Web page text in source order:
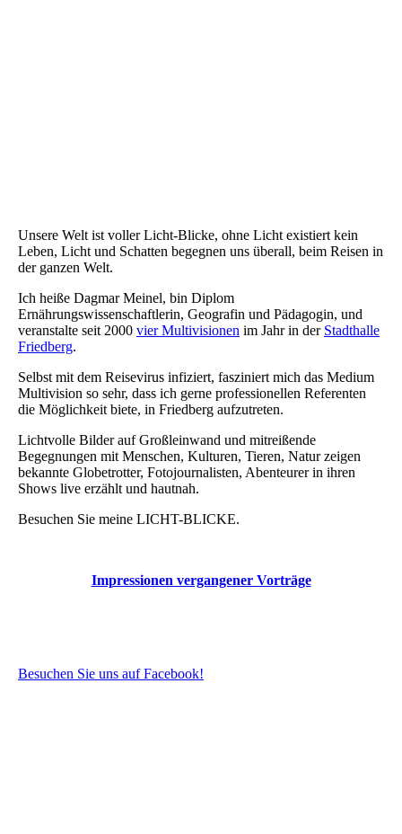
Unsere Welt ist voller Licht-Blicke, ohne Licht existiert kein
Leben, Licht und Schatten begegnen uns überall, beim Reisen in
der ganzen Welt.
Ich heiße Dagmar Meinel, bin Diplom
Ernährungswissenschaftlerin, Geografin und Pädagogin, und
veranstalte seit 2000 vier Multivisionen im Jahr in der Stadthalle
Friedberg.
Selbst mit dem Reisevirus infiziert, fasziniert mich das Medium
Multivision so sehr, dass ich gerne professionellen Referenten
die Möglichkeit biete, in Friedberg aufzutreten.
Lichtvolle Bilder auf Großleinwand und mitreißende
Begegnungen mit Menschen, Kulturen, Tieren, Natur zeigen
bekannte Globetrotter, Fotojournalisten, Abenteurer in ihren
Shows live erzählt und hautnah.
Besuchen Sie meine LICHT-BLICKE.
Impressionen vergangener Vorträge
Besuchen Sie uns auf Facebook!